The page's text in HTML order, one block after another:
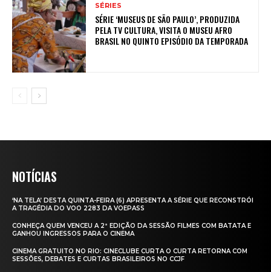
SÉRIES
SÉRIE ‘MUSEUS DE SÃO PAULO’, PRODUZIDA
PELA TV CULTURA, VISITA O MUSEU AFRO
BRASIL NO QUINTO EPISÓDIO DA TEMPORADA
NOTÍCIAS
‘NA TELA’ DESTA QUINTA-FEIRA (6) APRESENTA A SÉRIE QUE RECONSTRÓI
A TRAGÉDIA DO VOO 2283 DA VOEPASS
CONHEÇA QUEM VENCEU A 2ª EDIÇÃO DA SESSÃO FILMES COM BATATA E
GANHOU INGRESSOS PARA O CINEMA
CINEMA GRATUITO NO RIO: CINECLUBE CURTA O CURTA RETORNA COM
SESSÕES, DEBATES E CURTAS BRASILEIROS NO CCJF